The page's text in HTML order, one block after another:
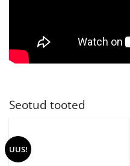
Seotud tooted
UUS!